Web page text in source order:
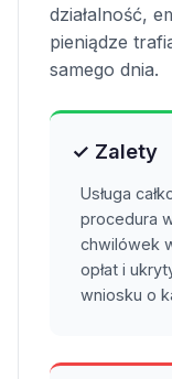
działalność,
pieniądze
samego dnia.
✓ Zalety
Usługa
procedura
chwilówek
opłat i
wniosku o